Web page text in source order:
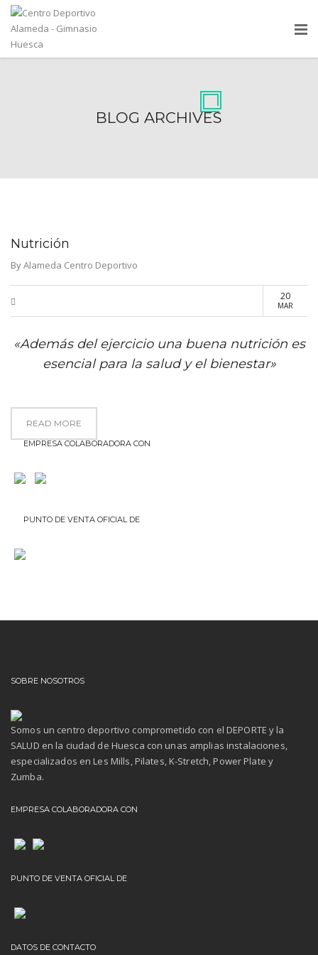
BLOG ARCHIVES
Nutrición
ByAlameda Centro Deportivo
20
MAR
«Además del ejercicio una buena nutrición es
esencial para la salud y el bienestar»
READ MORE
EMPRESA COLABORADORA CON
PUNTO DE VENTA OFICIAL DE
SOBRE NOSOTROS
Somos un centro deportivo comprometido con el DEPORTE y la
SALUD en la ciudad de Huesca con unas amplias instalaciones,
especializados en Les Mills, Pilates, K-Stretch, Power Plate y
Zumba.
EMPRESA COLABORADORA CON
PUNTO DE VENTA OFICIAL DE
DATOS DE CONTACTO